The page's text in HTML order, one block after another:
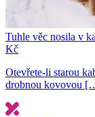
Tuhle věc nosila v
Kč
Otevřete-li starou
drobnou kovovou